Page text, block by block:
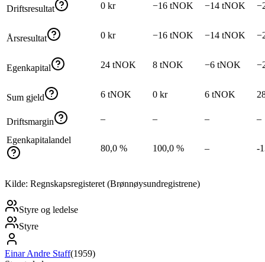
Driftsresultat 0 kr −16 tNOK −14 tNOK
Årsresultat 0 kr −16 tNOK −14 tNOK
Egenkapital 24 tNOK 8 tNOK −6 tNOK
Sum gjeld 6 tNOK 0 kr 6 tNOK
Driftsmargin – – – –
Egenkapitalandel
80,0 %
100,0 % – -
Kilde: Regnskapsregisteret (Brønnøysundregistrene)
Styre og ledelse
Styre
Einar Andre Staff(1959)